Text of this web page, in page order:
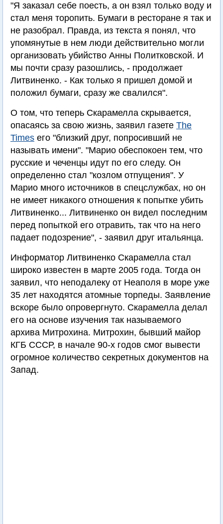
"Я заказал себе поесть, а он взял только воду и
стал меня торопить. Бумаги в ресторане я так и
не разобрал. Правда, из текста я понял, что
упомянутые в нем люди действительно могли
организовать убийство Анны Политковской. И
мы почти сразу разошлись, - продолжает
Литвиненко. - Как только я пришел домой и
положил бумаги, сразу же свалился".
О том, что теперь Скарамелла скрывается,
опасаясь за свою жизнь, заявил газете The
Times его "близкий друг, попросивший не
называть имени". "Марио обеспокоен тем, что
русские и чеченцы идут по его следу. Он
определенно стал "козлом отпущения". У
Марио много источников в спецслужбах, но он
не имеет никакого отношения к попытке убить
Литвиненко... Литвиненко он видел последним
перед попыткой его отравить, так что на него
падает подозрение", - заявил друг итальянца.
Информатор Литвиненко Скарамелла стал
широко известен в марте 2005 года. Тогда он
заявил, что неподалеку от Неаполя в море уже
35 лет находятся атомные торпеды. Заявление
вскоре было опровергнуто. Скарамелла делал
его на основе изучения так называемого
архива Митрохина. Митрохин, бывший майор
КГБ СССР, в начале 90-х годов смог вывести
огромное количество секретных документов на
Запад.